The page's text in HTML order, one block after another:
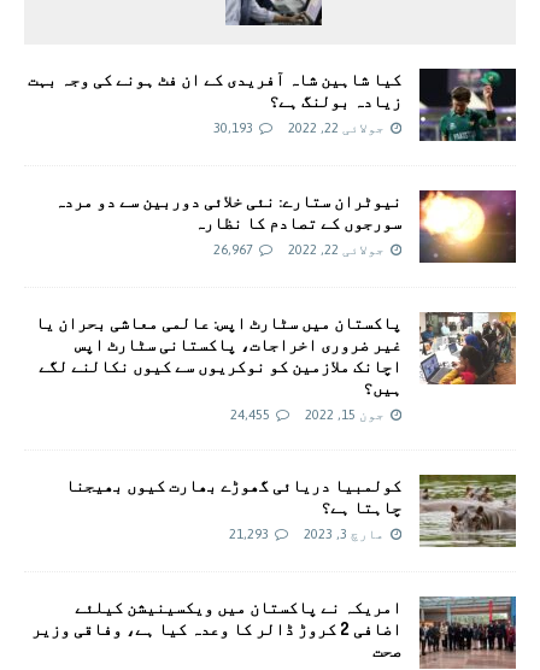
کیا شاہین شاہ آفریدی کے ان فٹ ہونے کی وجہ بہت
زیادہ بولنگ ہے؟
جولائی 22, 2022 30,193
نیوٹران ستارے: نئی خلائی دوربین سے دو مردہ
سورجوں کے تصادم کا نظارہ
جولائی 22, 2022 26,967
پاکستان میں سٹارٹ اپس: عالمی معاشی بحران یا
غیر ضروری اخراجات، پاکستانی سٹارٹ اپس
اچانک ملازمین کو نوکریوں سے کیوں نکالنے لگے
ہیں؟
جون 15, 2022 24,455
کولمبیا دریائی گھوڑے بھارت کیوں بھیجنا
چاہتا ہے؟
مارچ 3, 2023 21,293
امريکہ نے پاکستان میں ویکسینیشن کیلئے
اضافی 2 کروڑ ڈالر کا وعدہ کیا ہے، وفاقی وزیر
صحت